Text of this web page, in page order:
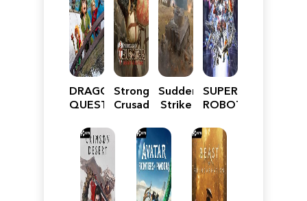
DRAGON
QUEST
Reimagined
Stronghold
Crusader:
Edition
Sudden
Strike
SUPER
ROBOT
Y